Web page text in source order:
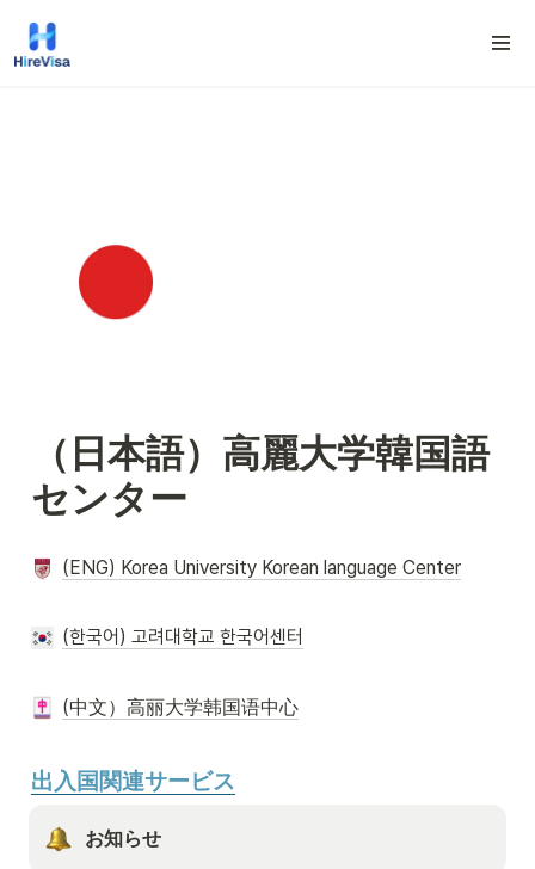
（日本語）高麗大学韓国語
センター
(ENG) Korea University Korean language Center
(한국어) 고려대학교 한국어센터
(中文）高丽大学韩国语中心
出入国関連サービス
お知らせ